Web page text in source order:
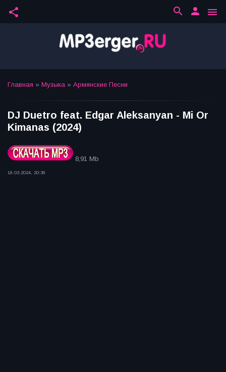
share menu
person
search
Главная » Музыка » Армянские Песни
DJ Duetro feat. Edgar Aleksanyan - Mi Or
Kimanas (2024)
8,91 Mb
18.03.2024, 20:39